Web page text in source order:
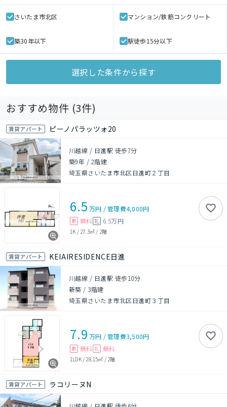
さいたま市北区 マンション/鉄筋コンクリート
築30年以下 駅徒歩15分以下
選択した条件から探す
おすすめ物件 (3件)
賃貸アパート ピーノパラッツォ20
川越線 / 日進駅 徒歩7分
築9年 / 2階建
埼玉県さいたま市北区日進町２丁目
6.5 万円 /管理費4,000円
敷 無料 礼 6.5万円
1K / 27.3㎡ / 2階
賃貸アパート KEIAIRESIDENCE日進
川越線 / 日進駅 徒歩10分
新築 / 3階建
埼玉県さいたま市北区日進町３丁目
7.9 万円 /管理費3,500円
敷 無料 礼 無料
1LDK/ 28.15㎡ / 2階
賃貸アパート ラコリーヌN